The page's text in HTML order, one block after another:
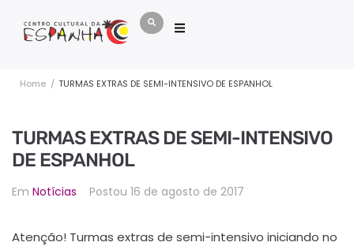
Home / TURMAS EXTRAS DE SEMI-INTENSIVO DE ESPANHOL
TURMAS EXTRAS DE SEMI-INTENSIVO
DE ESPANHOL
Em Notícias Postou 16 de agosto de 2017
Atenção! Turmas extras de semi-intensivo iniciando no